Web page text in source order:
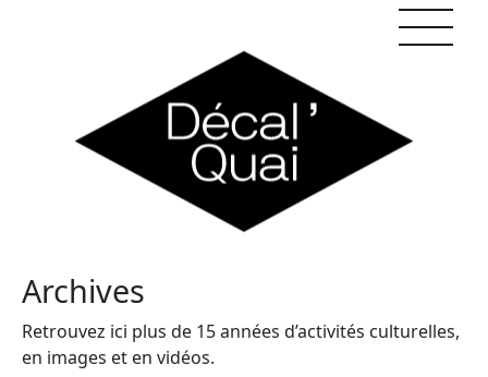
Archives
Retrouvez ici plus de 15 années d’activités culturelles,
en images et en vidéos.